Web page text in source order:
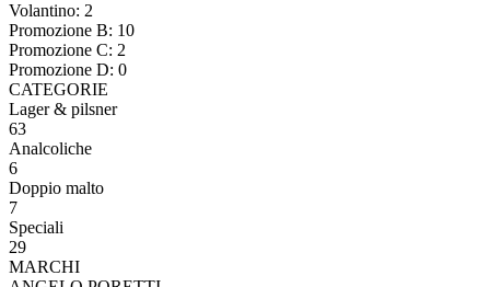
Volantino: 2
Promozione B: 10
Promozione C: 2
Promozione D: 0
CATEGORIE
Lager & pilsner
63
Analcoliche
6
Doppio malto
7
Speciali
29
MARCHI